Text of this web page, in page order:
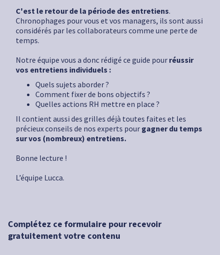
C'est le retour de la période des entretiens.
Chronophages pour vous et vos managers, ils sont aussi
considérés par les collaborateurs comme une perte de
temps.
Notre équipe vous a donc rédigé ce guide pour réussir
vos entretiens individuels :
Quels sujets aborder ?
Comment fixer de bons objectifs ?
Quelles actions RH mettre en place ?
Il contient aussi des grilles déjà toutes faites et les
précieux conseils de nos experts pour gagner du temps
sur vos (nombreux) entretiens.
Bonne lecture !
L’équipe Lucca.
Complétez ce formulaire pour recevoir
gratuitement votre contenu